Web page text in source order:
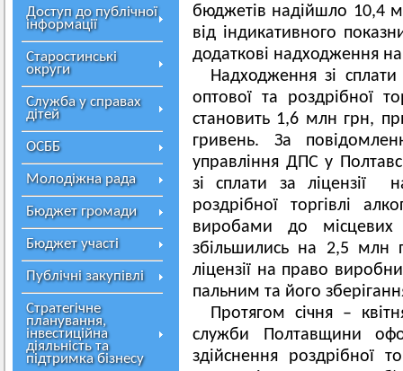
Доступ до публічної
інформації
Старостинські
округи
Служба у справах
дітей
ОСББ
Молодіжна рада
Бюджет громади
Бюджет участі
Публічні закупівлі
Стратегічне
планування,
інвестиційна
діяльність та
підтримка бізнесу
бюджетів надійшло 10,4
від індикативного
додаткові надходження
Надходження зі
оптової та роздрібної
становить 1,6 млн грн,
гривень. За
управління ДПС у
зі сплати за ліцензії
роздрібної торгівлі
виробами до місцевих
збільшились на 2,5 млн
ліцензії на право
пальним та його
Протягом січня –
служби Полтавщини
здійснення роздрібної